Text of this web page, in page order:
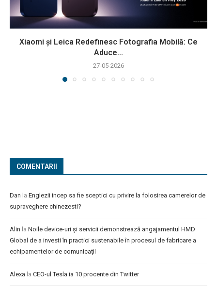
Xiaomi și Leica Redefinesc Fotografia Mobilă: Ce
Aduce...
27-05-2026
COMENTARII
Dan la Englezii incep sa fie sceptici cu privire la folosirea camerelor de
supraveghere chinezesti?
Alin la Noile device-uri și servicii demonstrează angajamentul HMD
Global de a investi în practici sustenabile în procesul de fabricare a
echipamentelor de comunicații
Alexa la CEO-ul Tesla ia 10 procente din Twitter